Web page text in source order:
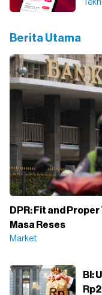
Berita Utama
DPR: Fit and
Masa Reses
Market
BI: